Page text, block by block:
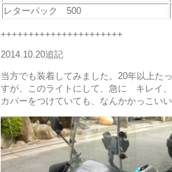
レターパック 500
++++++++++++++++++++++
2014.10.20追記
当方でも装着してみました。20年以上た
すが、このライトにして、急に キレイ
カバーをつけていても、なんかかっこい